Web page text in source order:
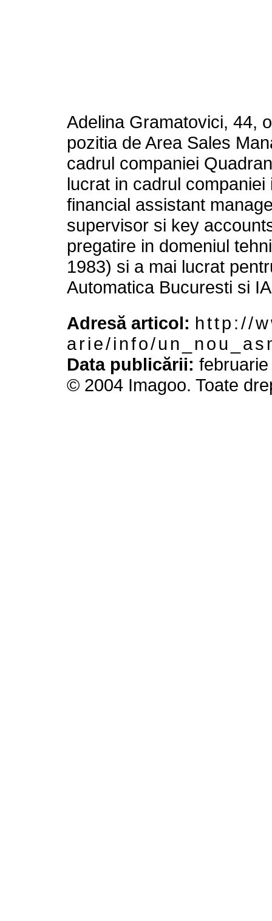
Adelina Gramatovici, 44,
pozitia de Area Sales
cadrul companiei
lucrat in cadrul
financial assistant
supervisor si key
pregatire in domeniul
1983) si a mai lucrat
Automatica Bucuresti si
Adresă articol: h t t p : / /
a r i e / i n f o / u n _ n o u _ a s
Data publicării:
© 2004 Imagoo. Toate